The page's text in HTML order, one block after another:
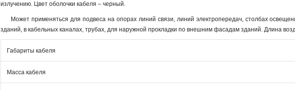
излучению. Цвет оболочки кабеля – черный.
Может применяться для подвеса на опорах линий связи, линий электропередач, столбах
зданий, в кабельных каналах, трубах, для наружной прокладки по внешним фасадам зданий. Длина
Габариты кабеля
Масса кабеля